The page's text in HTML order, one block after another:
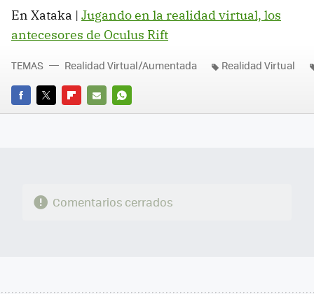
En Xataka | Jugando en la realidad virtual, los
antecesores de Oculus Rift
FACEBOOK
TWITTERFLIPBOARD
E-
WHATSAPP
TEMAS Realidad Virtual/Aumentada Realidad Virtual
Comentarios cerrados